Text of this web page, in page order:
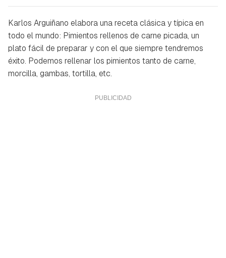
Karlos Arguiñano elabora una receta clásica y típica en
todo el mundo: Pimientos rellenos de carne picada, un
plato fácil de preparar y con el que siempre tendremos
éxito. Podemos rellenar los pimientos tanto de carne,
morcilla, gambas, tortilla, etc.